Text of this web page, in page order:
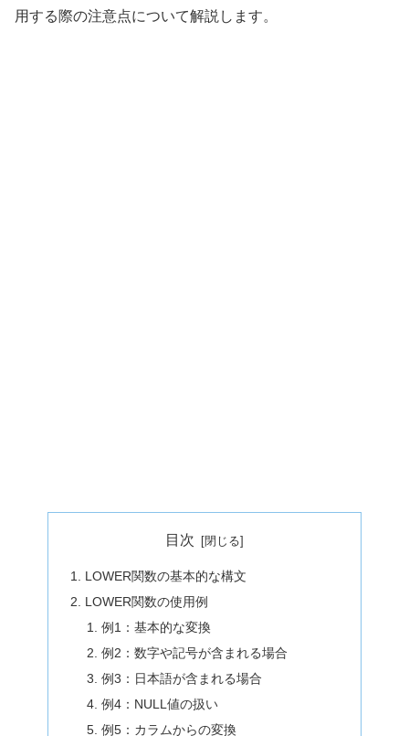
用する際の注意点について解説します。
目次
LOWER関数の基本的な構文
LOWER関数の使用例
例1：基本的な変換
例2：数字や記号が含まれる場合
例3：日本語が含まれる場合
例4：NULL値の扱い
例5：カラムからの変換